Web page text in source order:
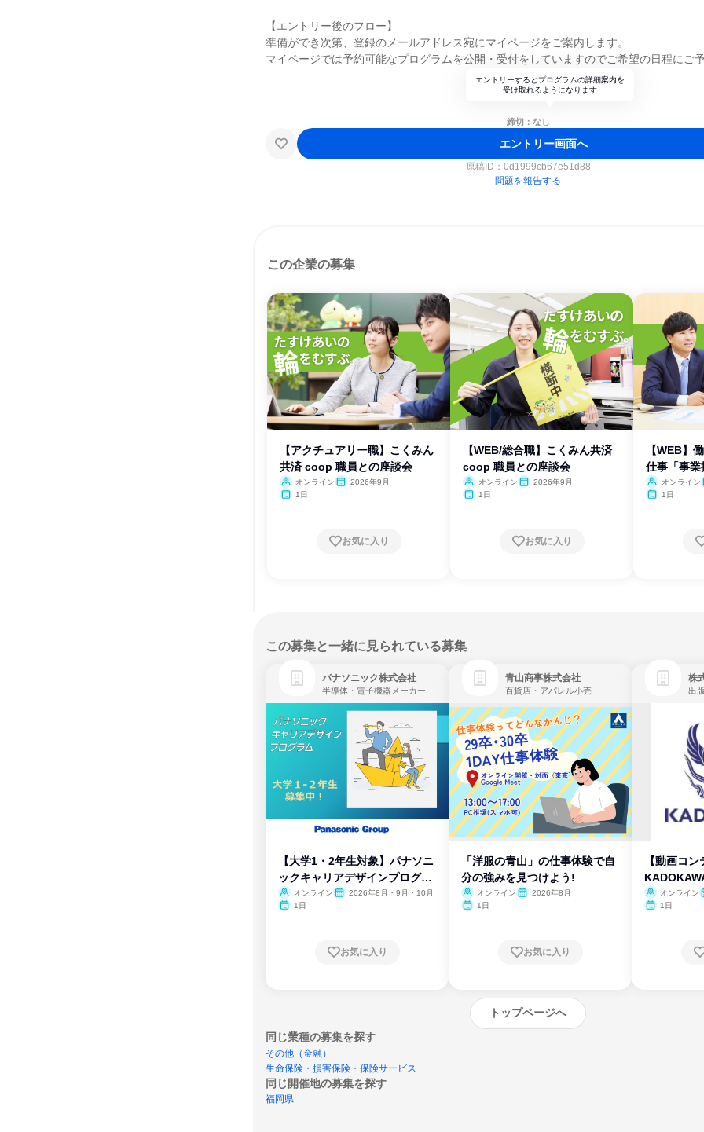
【エントリー後のフロー】
準備ができ次第、登録のメールアドレス宛にマイページをご案内します。
マイページでは予約可能なプログラムを公開・受付をしていますのでご希望の日程にご予
エントリーするとプログラムの詳細案内を
受け取れるようになります
締切：なし
エントリー画面へ
原稿ID： 0d1999cb67e51d88
問題を報告する
この企業の募集
【アクチュアリー職】こくみん
共済 coop 職員との座談会
オンライン
2026年9月
1日
お気に入り
【WEB/総合職】こくみん共済
coop 職員との座談会
オンライン
2026年9月
1日
お気に入り
【WEB】
仕事「事業
オンライン
1日
この募集と一緒に見られている募集
パナソニック株式会社
半導体・電子機器メーカー
【大学1・2年生対象】パナソニ
ックキャリアデザインプログラ
ム
オンライン
2026年8月・9月・10月
1日
お気に入り
青山商事株式会社
百貨店・アパレル小売
「洋服の青山」の仕事体験で自
分の強みを見つけよう!
オンライン
2026年8月
1日
お気に入り
株
出
【動画コン
オンライン
1日
トップページへ
同じ業種の募集を探す
その他（金融）
生命保険・損害保険・保険サービス
同じ開催地の募集を探す
福岡県